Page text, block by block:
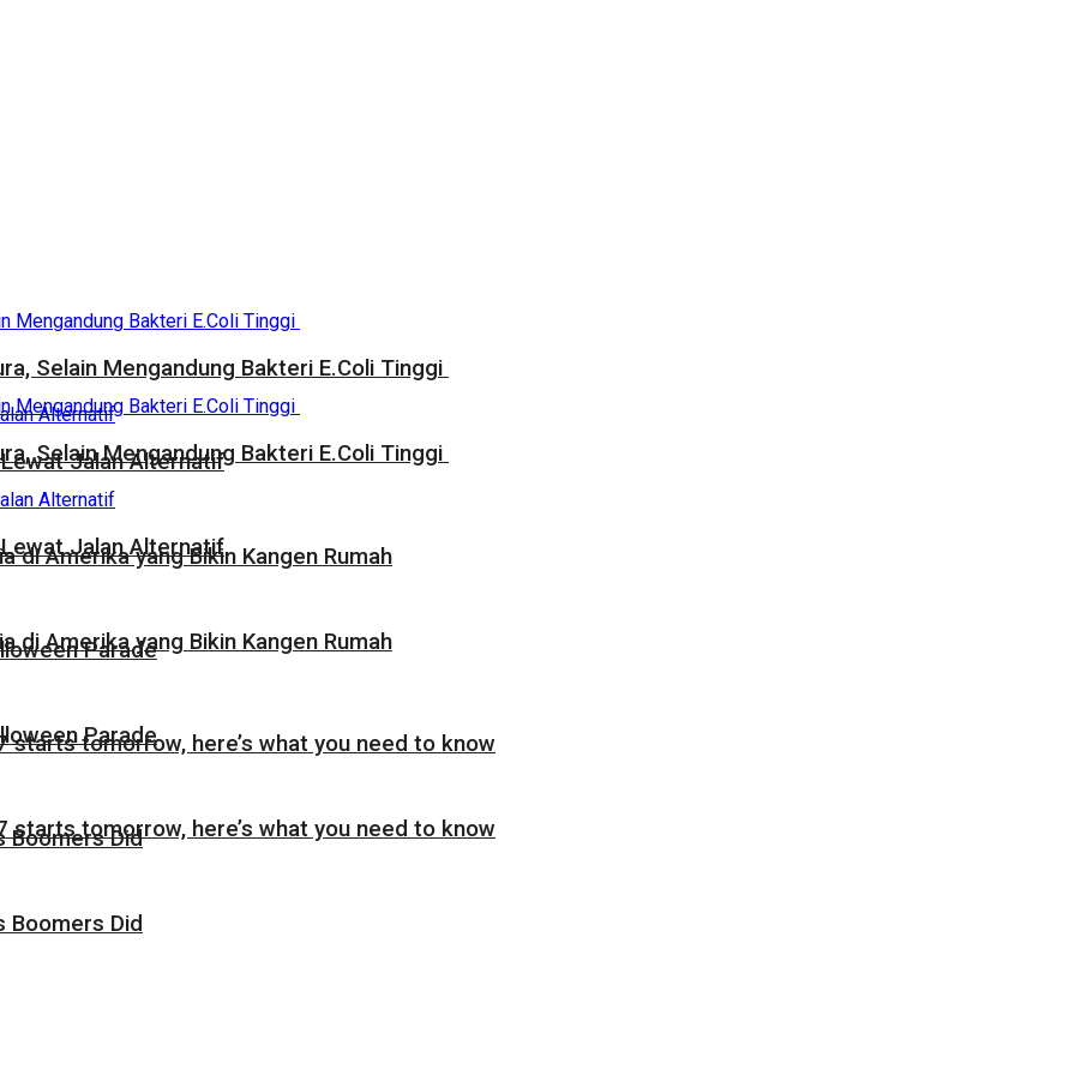
Selain Mengandung Bakteri E.Coli Tinggi
Lewat Jalan Alternatif
di Amerika yang Bikin Kangen Rumah
Parade
tomorrow, here’s what you need to know
Boomers Did
Selain Mengandung Bakteri E.Coli Tinggi
Lewat Jalan Alternatif
di Amerika yang Bikin Kangen Rumah
Parade
tomorrow, here’s what you need to know
Boomers Did